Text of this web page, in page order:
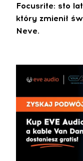
Focusrite: sto
który zmienił
Neve.